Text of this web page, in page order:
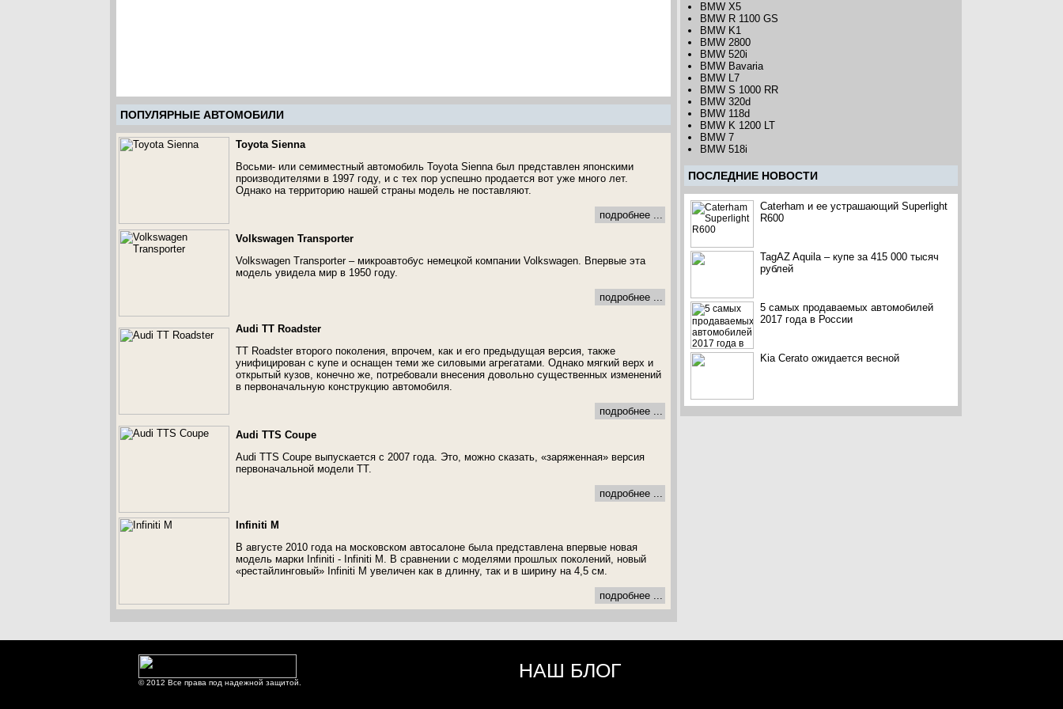
ПОПУЛЯРНЫЕ АВТОМОБИЛИ
Toyota Sienna
Восьми- или семиместный автомобиль Toyota Sienna был представлен японскими
производителями в 1997 году, и с тех пор успешно продается вот уже много лет.
Однако на территорию нашей страны модель не поставляют.
подробнее ...
Volkswagen Transporter
Volkswagen Transporter – микроавтобус немецкой компании Volkswagen. Впервые эта
модель увидела мир в 1950 году.
подробнее ...
Audi TT Roadster
TT Roadster второго поколения, впрочем, как и его предыдущая версия, также
унифицирован с купе и оснащен теми же силовыми агрегатами. Однако мягкий верх и
открытый кузов, конечно же, потребовали внесения довольно существенных изменений
в первоначальную конструкцию автомобиля.
подробнее ...
Audi TTS Coupe
Audi TTS Coupe выпускается с 2007 года. Это, можно сказать, «заряженная» версия
первоначальной модели ТТ.
подробнее ...
Infiniti M
В августе 2010 года на московском автосалоне была представлена впервые новая
модель марки Infiniti - Infiniti M. В сравнении с моделями прошлых поколений, новый
«рестайлинговый» Infiniti M увеличен как в длинну, так и в ширину на 4,5 см.
подробнее ...
BMW X5
BMW R 1100 GS
BMW K1
BMW 2800
BMW 520i
BMW Bavaria
BMW L7
BMW S 1000 RR
BMW 320d
BMW 118d
BMW K 1200 LT
BMW 7
BMW 518i
ПОCЛЕДНИЕ НОВОСТИ
Caterham и ее устрашающий Superlight
R600
TagAZ Aquila – купе за 415 000 тысяч
рублей
5 самых продаваемых автомобилей
2017 года в России
Kia Cerato ожидается весной
© 2012 Все права под надежной защитой.
НАШ БЛОГ